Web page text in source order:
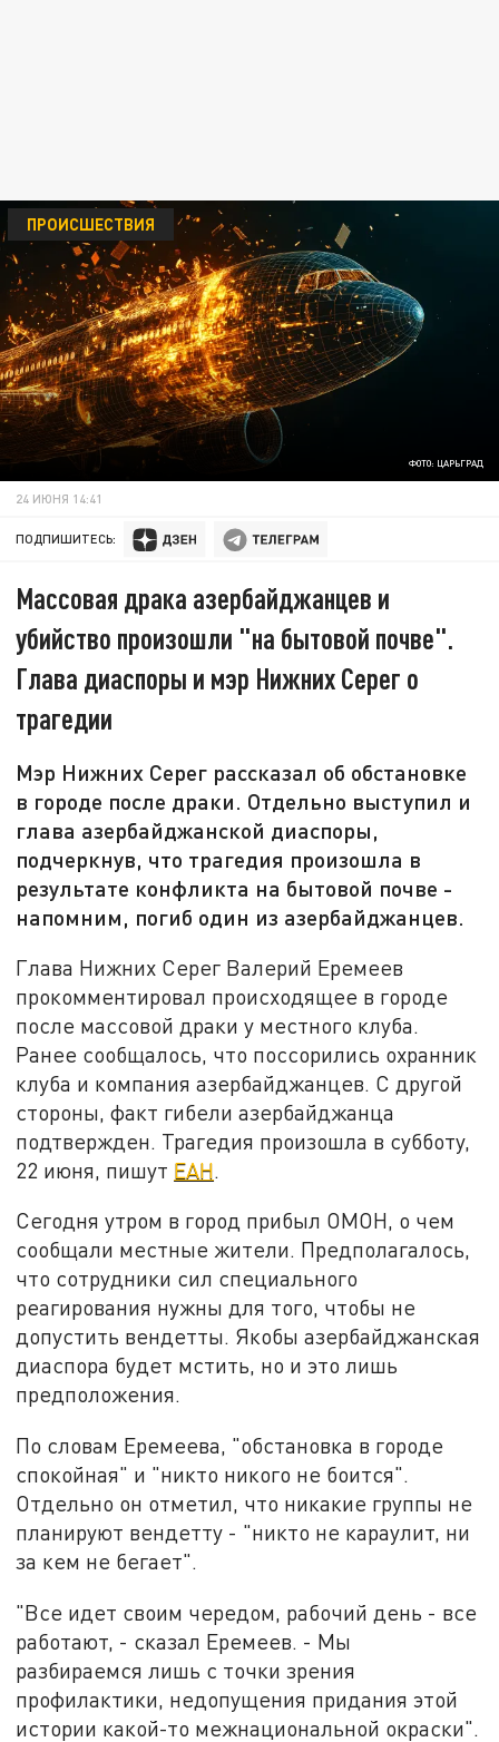
ФОТО: ЦАРЬГРАД
ПРОИСШЕСТВИЯ
24 ИЮНЯ 14:41
ПОДПИШИТЕСЬ:
Массовая драка азербайджанцев и
убийство произошли "на бытовой почве".
Глава диаспоры и мэр Нижних Серег о
трагедии
Мэр Нижних Серег рассказал об обстановке
в городе после драки. Отдельно выступил и
глава азербайджанской диаспоры,
подчеркнув, что трагедия произошла в
результате конфликта на бытовой почве -
напомним, погиб один из азербайджанцев.
Глава Нижних Серег Валерий Еремеев
прокомментировал происходящее в городе
после массовой драки у местного клуба.
Ранее сообщалось, что поссорились охранник
клуба и компания азербайджанцев. С другой
стороны, факт гибели азербайджанца
подтвержден. Трагедия произошла в субботу,
22 июня, пишут ЕАН.
Сегодня утром в город прибыл ОМОН, о чем
сообщали местные жители. Предполагалось,
что сотрудники сил специального
реагирования нужны для того, чтобы не
допустить вендетты. Якобы азербайджанская
диаспора будет мстить, но и это лишь
предположения.
По словам Еремеева, "обстановка в городе
спокойная" и "никто никого не боится".
Отдельно он отметил, что никакие группы не
планируют вендетту - "никто не караулит, ни
за кем не бегает".
"Все идет своим чередом, рабочий день - все
работают, - сказал Еремеев. - Мы
разбираемся лишь с точки зрения
профилактики, недопущения придания этой
истории какой-то межнациональной окраски".